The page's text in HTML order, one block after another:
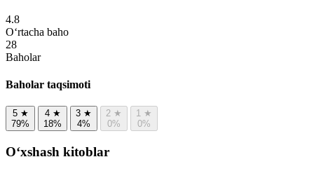
4.8
O‘rtacha baho
28
Baholar
Baholar taqsimoti
5 ★
79%
4 ★
18%
3 ★
4%
2 ★
0%
1 ★
0%
Oʻxshash kitoblar